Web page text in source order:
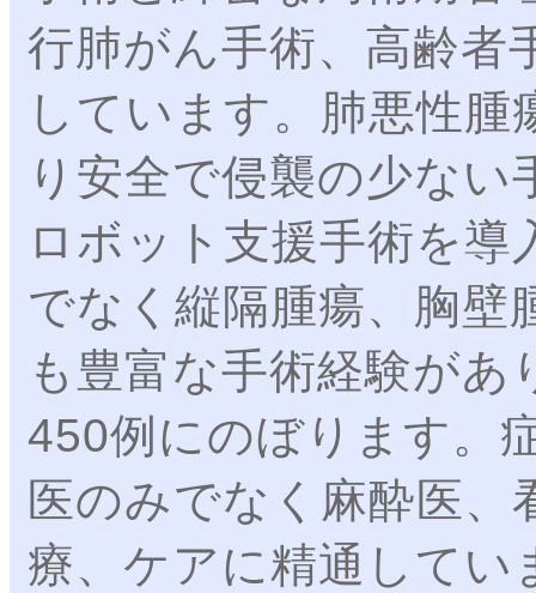
行肺がん手術、高齢者
しています。肺悪性
り安全で侵襲の少な
ロボット支援手術を
でなく縦隔腫瘍、胸壁
も豊富な手術経験が
450例にのぼります。
医のみでなく麻酔医、
療、ケアに精通してい